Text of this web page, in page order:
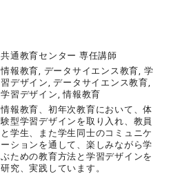
共通教育センター 専任講師
情報教育, データサイエンス教育, 学
習デザイン, データサイエンス教育,
学習デザイン, 情報教育
情報教育、初年次教育において、体
験型学習デザインを取り入れ、教員
と学生、また学生同士のコミュニケ
ーションを通して、楽しみながら学
ぶための教育方法と学習デザインを
研究、実践しています。